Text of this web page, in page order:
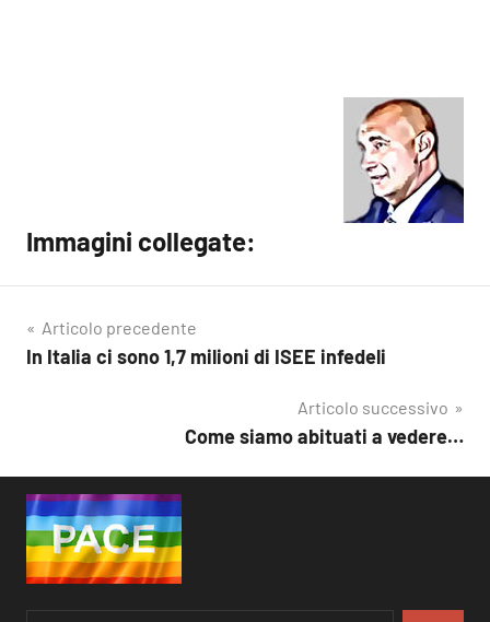
Immagini collegate:
Navigazione
Articolo precedente
In Italia ci sono 1,7 milioni di ISEE infedeli
Articolo successivo
Come siamo abituati a vedere…